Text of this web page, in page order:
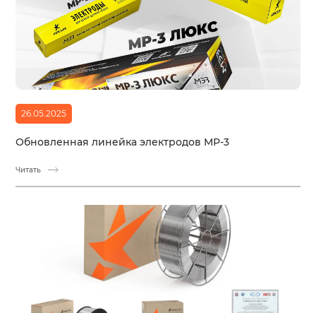
26.05.2025
Обновленная линейка электродов МР-3
Читать